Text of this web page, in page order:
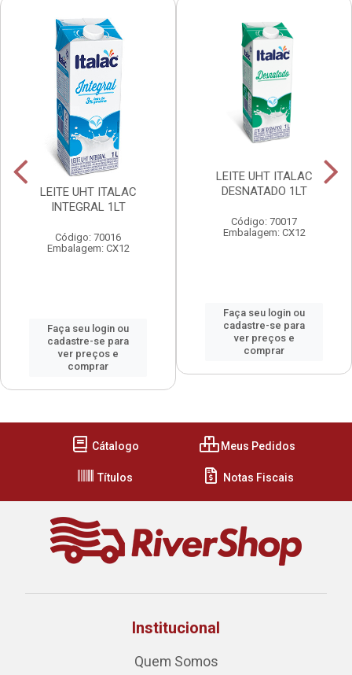
LEITE UHT ITALAC
INTEGRAL 1LT
Código: 70016
Embalagem: CX12
Faça seu login ou
cadastre-se para
ver preços e
comprar
LEITE UHT ITALAC
DESNATADO 1LT
Código: 70017
Embalagem: CX12
Faça seu login ou
cadastre-se para
ver preços e
comprar
Cátalogo Meus Pedidos
Títulos Notas Fiscais
Institucional
Quem Somos